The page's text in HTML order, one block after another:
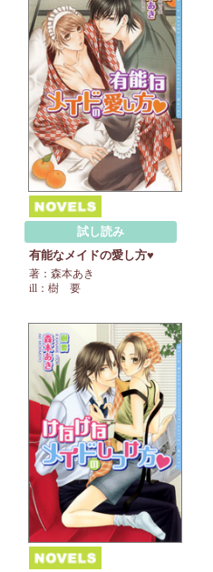
試し読み
有能なメイドの愛し方♥
著：森本あき
ill：樹 要